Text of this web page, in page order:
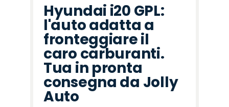
Hyundai i20 GPL:
l'auto adatta a
fronteggiare il
caro carburanti.
Tua in pronta
consegna da Jolly
Auto